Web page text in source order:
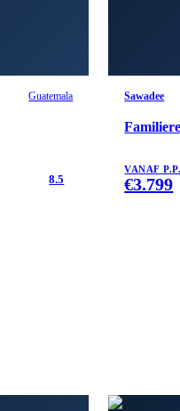
Guatemala
8.5
Sawadee
VANAF P.P.
€3.799